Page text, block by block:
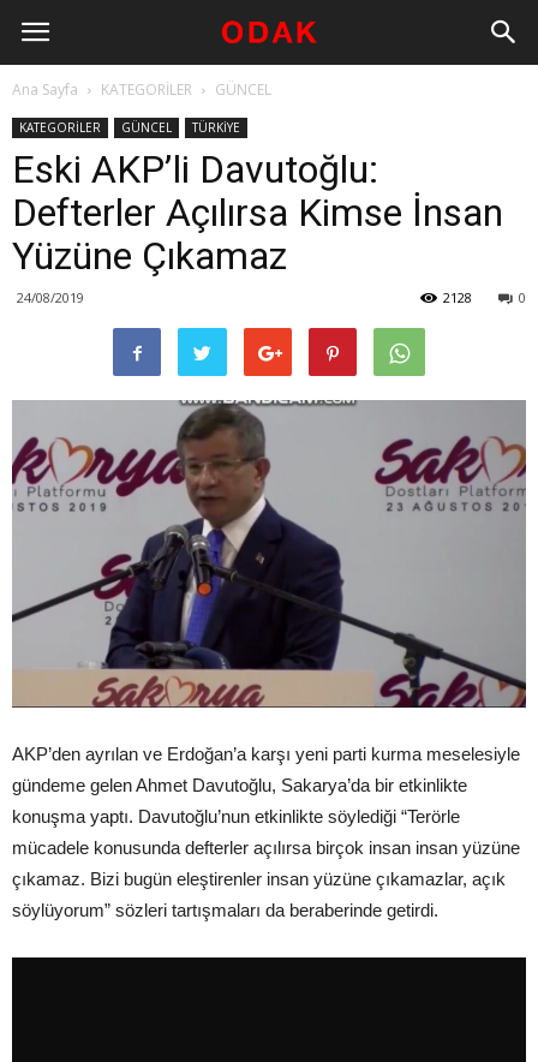
Ana Sayfa KATEGORİLER GÜNCEL
KATEGORİLER GÜNCEL TÜRKİYE
Eski AKP’li Davutoğlu:
Defterler Açılırsa Kimse İnsan
Yüzüne Çıkamaz
24/08/2019 0
2128
AKP’den ayrılan ve Erdoğan’a karşı yeni parti kurma meselesiyle
gündeme gelen Ahmet Davutoğlu, Sakarya’da bir etkinlikte
konuşma yaptı. Davutoğlu’nun etkinlikte söylediği “Terörle
mücadele konusunda defterler açılırsa birçok insan insan yüzüne
çıkamaz. Bizi bugün eleştirenler insan yüzüne çıkamazlar, açık
söylüyorum” sözleri tartışmaları da beraberinde getirdi.